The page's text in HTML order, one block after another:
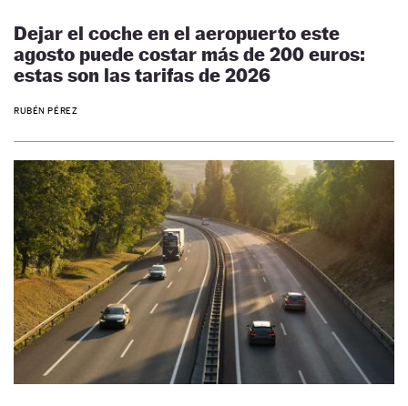
Dejar el coche en el aeropuerto este
agosto puede costar más de 200 euros:
estas son las tarifas de 2026
RUBÉN PÉREZ